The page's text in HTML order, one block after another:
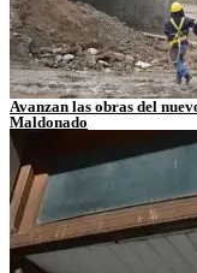
Avanzan las obras del
Maldonado